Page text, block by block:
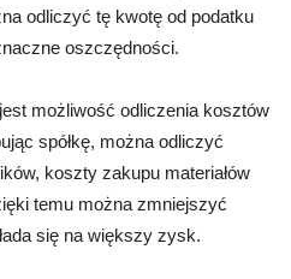
odliczyć tę kwotę od podatku
oszczędności.
możliwość odliczenia kosztów
spółkę, można odliczyć
koszty zakupu materiałów
temu można zmniejszyć
się na większy zysk.